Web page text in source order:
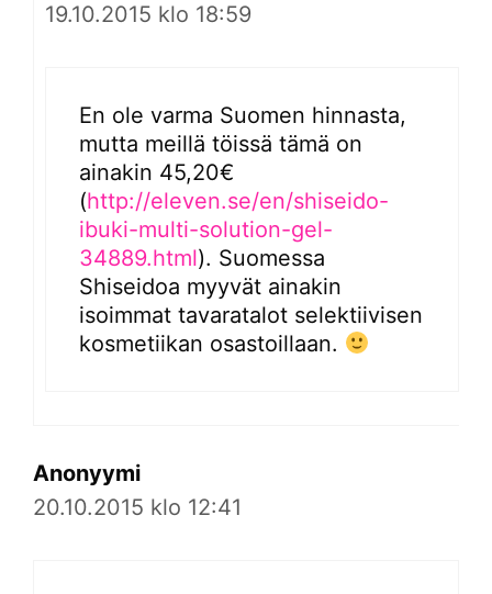
19.10.2015 klo 18:59
En ole varma Suomen hinnasta,
mutta meillä töissä tämä on
ainakin 45,20€
(http://eleven.se/en/shiseido-
ibuki-multi-solution-gel-
34889.html). Suomessa
Shiseidoa myyvät ainakin
isoimmat tavaratalot selektiivisen
kosmetiikan osastoillaan.
Anonyymi
20.10.2015 klo 12:41